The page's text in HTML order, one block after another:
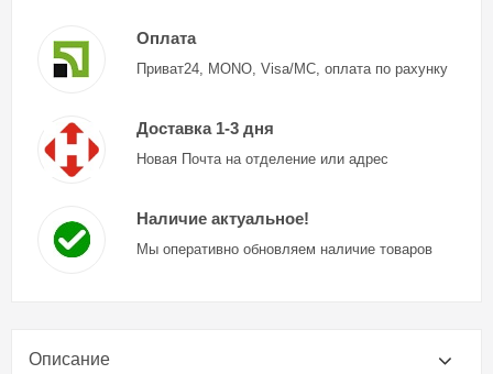
Оплата
Приват24, MONO, Visa/MC, оплата по рахунку
Доставка 1-3 дня
Новая Почта на отделение или адрес
Наличие актуальное!
Мы оперативно обновляем наличие товаров
Описание